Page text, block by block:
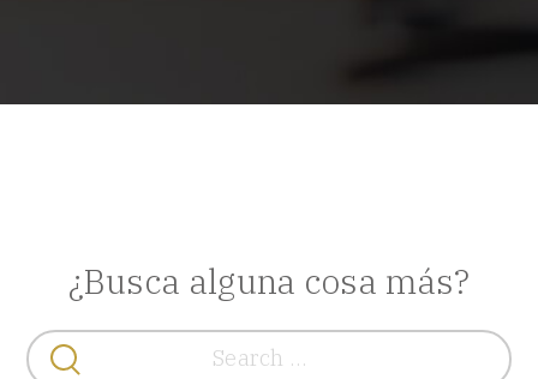
¿Busca alguna cosa más?
Buscar: